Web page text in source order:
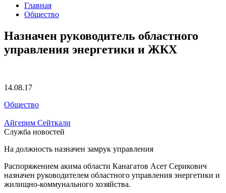
Главная
Общество
Назначен руководитель областного
управления энергетики и ЖКХ
14.08.17
Общество
Айгерим Сейткали
Служба новостей
На должность назначен замрук управления
Распоряжением акима области Канагатов Асет Серикович
назначен руководителем областного управления энергетики и
жилищно-коммунального хозяйства.